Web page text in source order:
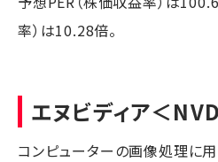
率）は10.28倍。
エヌビディア＜
コンピューターの画像処理に